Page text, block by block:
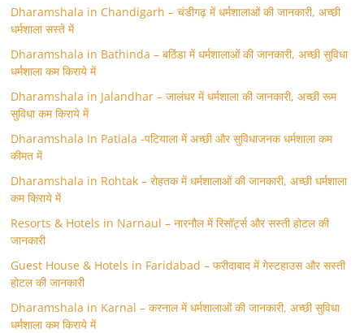
Dharamshala in Chandigarh – चंडीगढ़ में धर्मशालाओं की जानकारी, अच्छी
धर्मशाला सस्ते में
Dharamshala in Bathinda – बठिंडा में धर्मशालाओं की जानकारी, अच्छी सुविधा
धर्मशाला कम किराये में
Dharamshala in Jalandhar – जालंधर में धर्मशाला की जानकारी, अच्छी रूम
सुविधा कम किराये में
Dharamshala In Patiala -पटियाला में अच्छी और सुविधाजनक धर्मशाला कम
कीमत में
Dharamshala in Rohtak – रोहतक में धर्मशालाओं की जानकारी, अच्छी धर्मशाला
कम किराये में
Resorts & Hotels in Narnaul – नारनौल में रिसॉर्ट्स और सस्ती होटल की
जानकारी
Guest House & Hotels in Faridabad – फरीदाबाद में गेस्टहाउस और सस्ती
होटल की जानकारी
Dharamshala in Karnal – करनाल में धर्मशालाओं की जानकारी, अच्छी सुविधा
धर्मशाला कम किराये में